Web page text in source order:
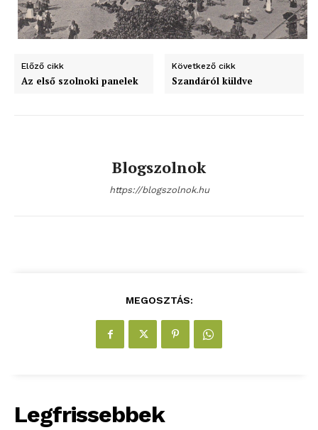
Adatkezelési tájékoztató
Előző cikk
Az első szolnoki panelek
Következő cikk
Szandáról küldve
Blogszolnok
https://blogszolnok.hu
MEGOSZTÁS:
Legfrissebbek